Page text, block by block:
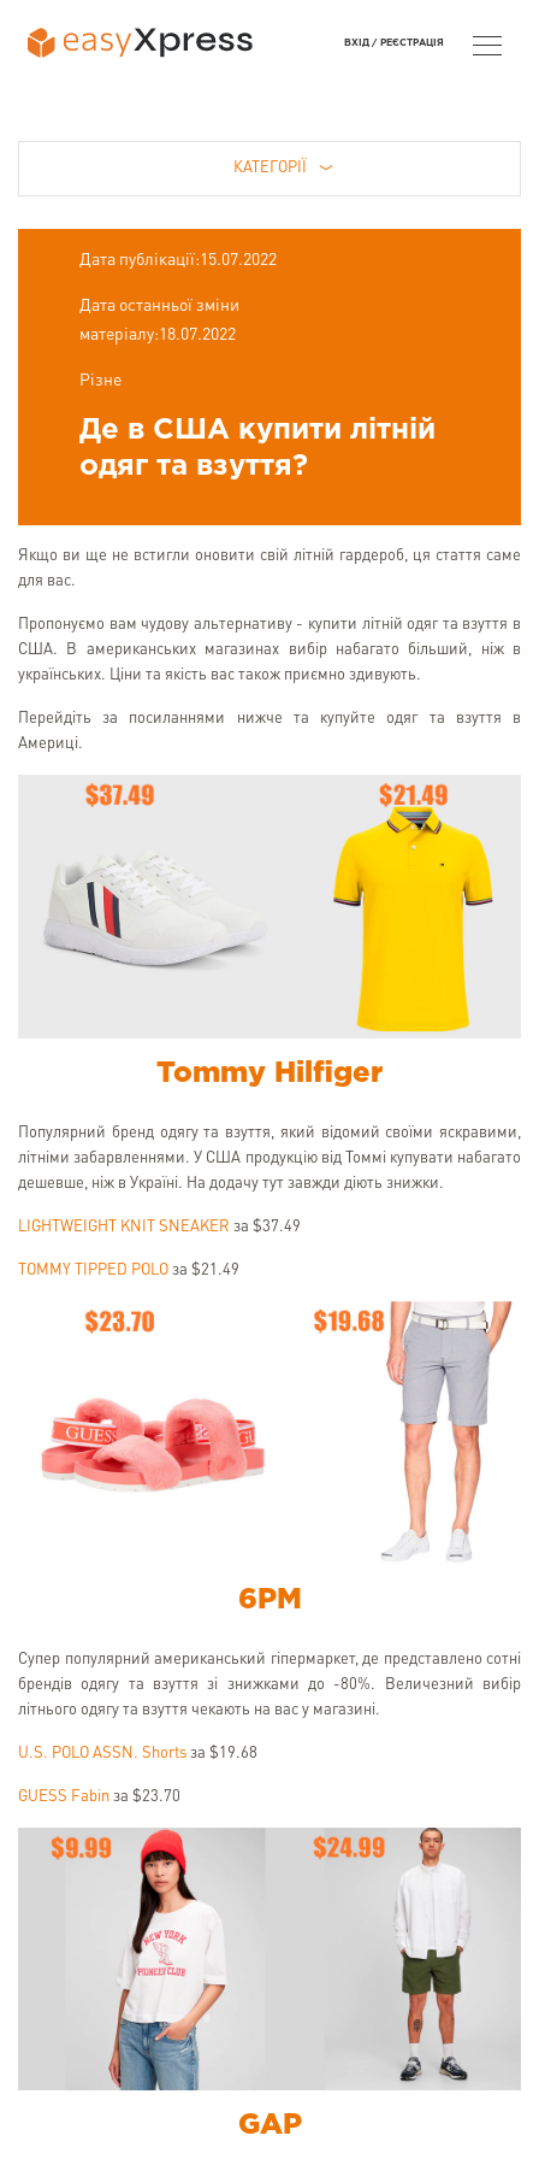
КАТЕГОРІЇ
Дата публікації:15.07.2022
Дата останньої зміни
матеріалу:18.07.2022
Різне
Де в США купити літній
одяг та взуття?
Якщо ви ще не встигли оновити свій літній гардероб, ця стаття саме
для вас.
Пропонуємо вам чудову альтернативу - купити літній одяг та взуття в
США. В американських магазинах вибір набагато більший, ніж в
українських. Ціни та якість вас також приємно здивують.
Перейдіть за посиланнями нижче та купуйте одяг та взуття в
Америці.
Tommy Hilfiger
Популярний бренд одягу та взуття, який відомий своїми яскравими,
літніми забарвленнями. У США продукцію від Томмі купувати набагато
дешевше, ніж в Україні. На додачу тут завжди діють знижки.
LIGHTWEIGHT KNIT SNEAKER за $37.49
TOMMY TIPPED POLO за $21.49
6PM
Супер популярний американський гіпермаркет, де представлено сотні
брендів одягу та взуття зі знижками до -80%. Величезний вибір
літнього одягу та взуття чекають на вас у магазині.
U.S. POLO ASSN. Shorts за $19.68
GUESS Fabin за $23.70
GAP
ВХІД / РЕЄСТРАЦІЯ